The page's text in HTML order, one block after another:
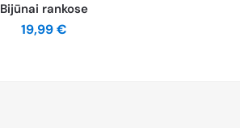
Bijūnai rankose
19,99€